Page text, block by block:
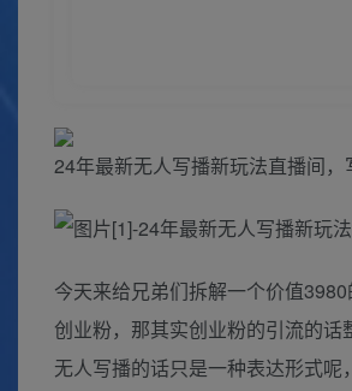
24年最新无人写播新玩法直播间，
今天来给兄弟们拆解一个价值
创业粉，那其实创业粉的引流的
无人写播的话只是一种表达形式